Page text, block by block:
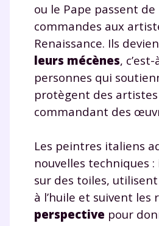
ou le Pape passent
commandes aux
Renaissance. Ils
leurs mécènes,
personnes qui
protègent des
commandant des
Les peintres italiens
nouvelles techniques
sur des toiles,
à l’huile et suivent les
perspective pour